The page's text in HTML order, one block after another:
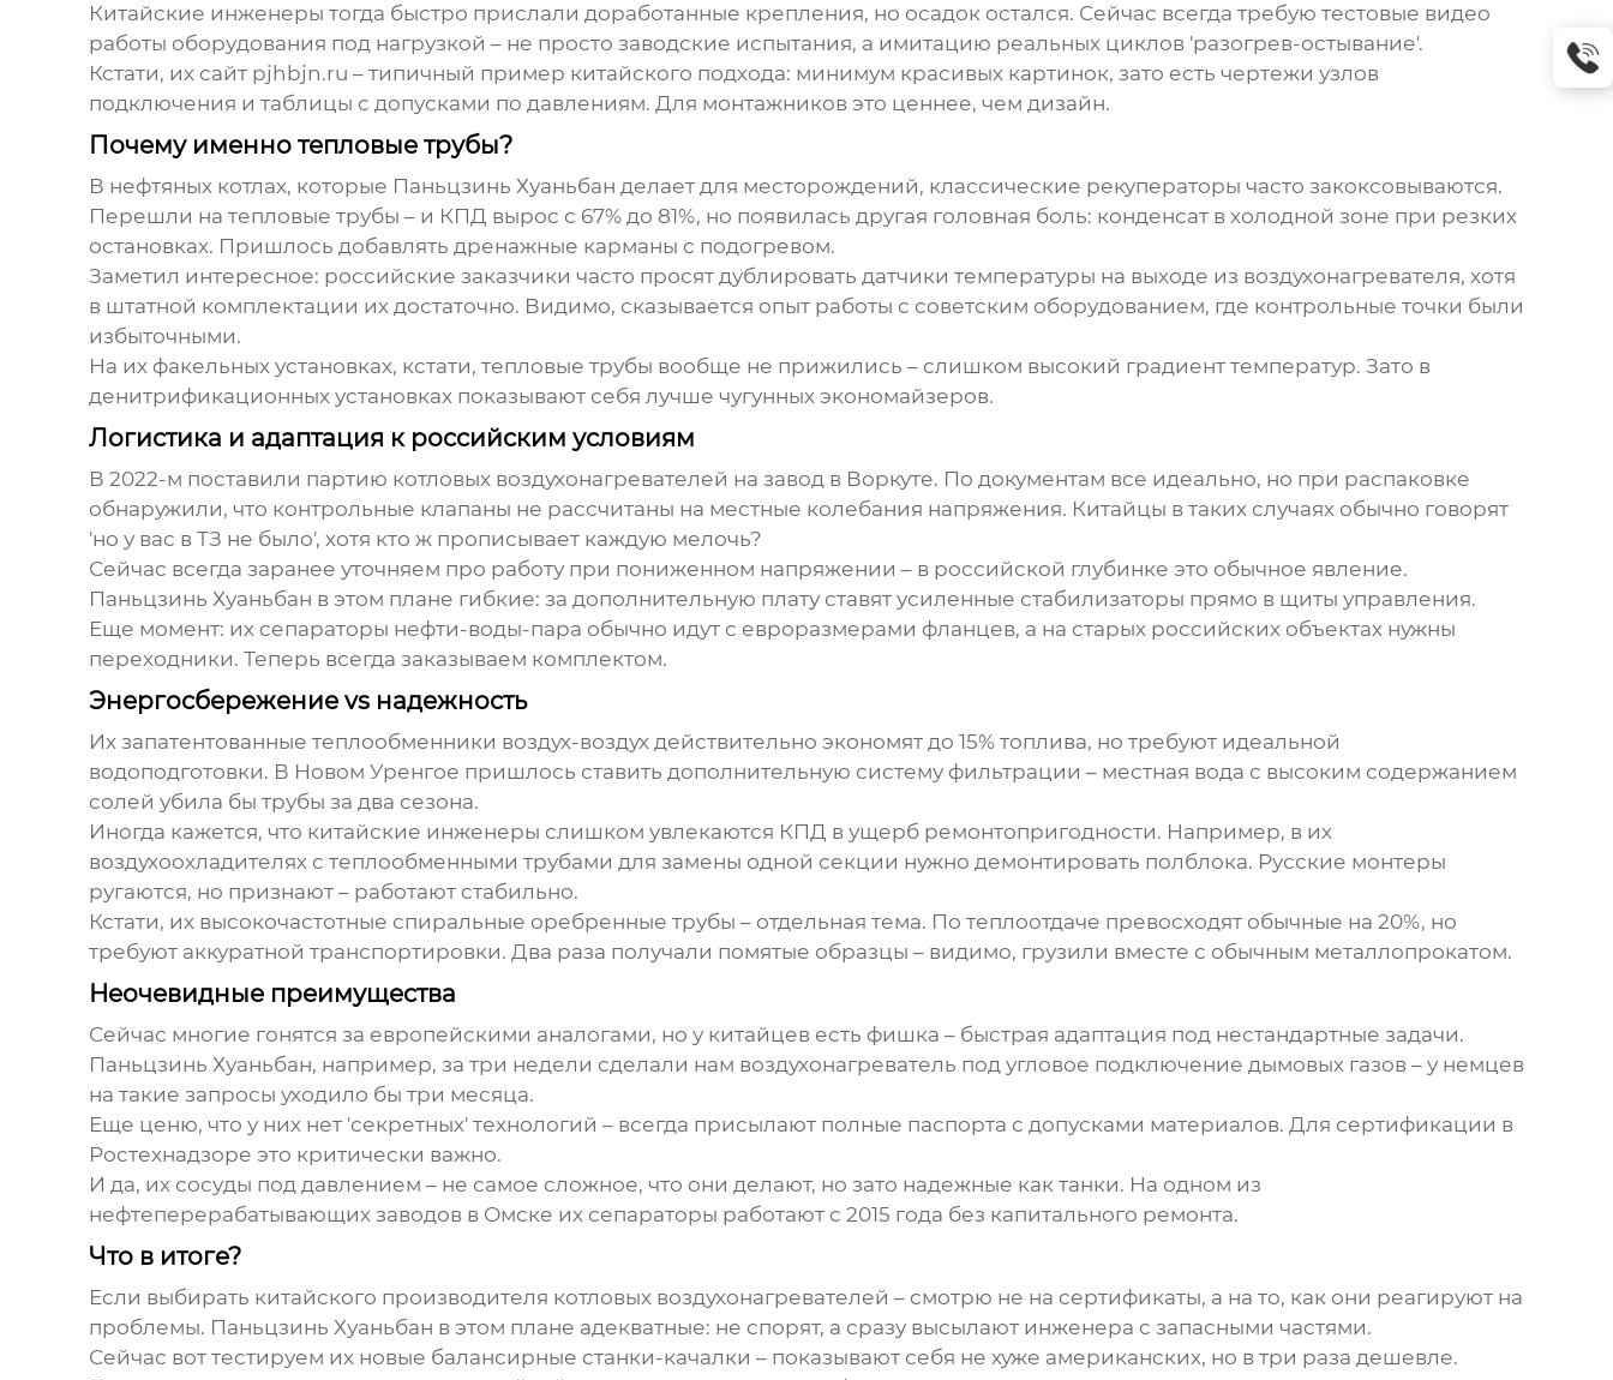
Китайские инженеры тогда быстро прислали доработанные крепления, но осадок остался. Сейчас всегда требую тестовые видео
работы оборудования под нагрузкой – не просто заводские испытания, а имитацию реальных циклов 'разогрев-остывание'.
Кстати, их сайт pjhbjn.ru – типичный пример китайского подхода: минимум красивых картинок, зато есть чертежи узлов
подключения и таблицы с допусками по давлениям. Для монтажников это ценнее, чем дизайн.
Почему именно тепловые трубы?
В нефтяных котлах, которые Паньцзинь Хуаньбан делает для месторождений, классические рекуператоры часто закоксовываются.
Перешли на тепловые трубы – и КПД вырос с 67% до 81%, но появилась другая головная боль: конденсат в холодной зоне при резких
остановках. Пришлось добавлять дренажные карманы с подогревом.
Заметил интересное: российские заказчики часто просят дублировать датчики температуры на выходе из воздухонагревателя, хотя
в штатной комплектации их достаточно. Видимо, сказывается опыт работы с советским оборудованием, где контрольные точки были
избыточными.
На их факельных установках, кстати, тепловые трубы вообще не прижились – слишком высокий градиент температур. Зато в
денитрификационных установках показывают себя лучше чугунных экономайзеров.
Логистика и адаптация к российским условиям
В 2022-м поставили партию котловых воздухонагревателей на завод в Воркуте. По документам все идеально, но при распаковке
обнаружили, что контрольные клапаны не рассчитаны на местные колебания напряжения. Китайцы в таких случаях обычно говорят
'но у вас в ТЗ не было', хотя кто ж прописывает каждую мелочь?
Сейчас всегда заранее уточняем про работу при пониженном напряжении – в российской глубинке это обычное явление.
Паньцзинь Хуаньбан в этом плане гибкие: за дополнительную плату ставят усиленные стабилизаторы прямо в щиты управления.
Еще момент: их сепараторы нефти-воды-пара обычно идут с евроразмерами фланцев, а на старых российских объектах нужны
переходники. Теперь всегда заказываем комплектом.
Энергосбережение vs надежность
Их запатентованные теплообменники воздух-воздухдействительно экономят до 15% топлива, но требуют идеальной
водоподготовки. В Новом Уренгое пришлось ставить дополнительную систему фильтрации – местная вода с высоким содержанием
солей убила бы трубы за два сезона.
Иногда кажется, что китайские инженеры слишком увлекаются КПД в ущерб ремонтопригодности. Например, в их
воздухоохладителях с теплообменными трубами для замены одной секции нужно демонтировать полблока. Русские монтеры
ругаются, но признают – работают стабильно.
Кстати, их высокочастотные спиральные оребренные трубы – отдельная тема. По теплоотдаче превосходят обычные на 20%, но
требуют аккуратной транспортировки. Два раза получали помятые образцы – видимо, грузили вместе с обычным металлопрокатом.
Неочевидные преимущества
Сейчас многие гонятся за европейскими аналогами, но у китайцев есть фишка – быстрая адаптация под нестандартные задачи.
Паньцзинь Хуаньбан, например, за три недели сделали нам воздухонагреватель под угловое подключение дымовых газов – у немцев
на такие запросы уходило бы три месяца.
Еще ценю, что у них нет 'секретных' технологий – всегда присылают полные паспорта с допусками материалов. Для сертификации в
Ростехнадзоре это критически важно.
И да, их сосуды под давлением – не самое сложное, что они делают, но зато надежные как танки. На одном из
нефтеперерабатывающих заводов в Омске их сепараторы работают с 2015 года без капитального ремонта.
Что в итоге?
Если выбирать китайского производителя котловых воздухонагревателей – смотрю не на сертификаты, а на то, как они реагируют на
проблемы. Паньцзинь Хуаньбан в этом плане адекватные: не спорят, а сразу высылают инженера с запасными частями.
Сейчас вот тестируем их новые балансирные станки-качалки – показывают себя не хуже американских, но в три раза дешевле.